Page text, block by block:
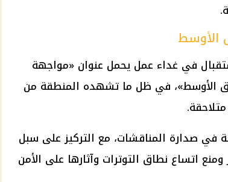
الأوسط
في غداء عمل يحمل عنوان «مواجهة
الأوسط»، في ظل ما تشهده المنطقة من
في صدارة المناقشات، مع التركيز على سبل
اتساع نطاق التوترات وآثارها على الأمن